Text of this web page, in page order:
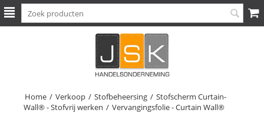
Home / Verkoop / Stofbeheersing / Stofscherm Curtain-
Wall® - Stofvrij werken / Vervangingsfolie - Curtain Wall®